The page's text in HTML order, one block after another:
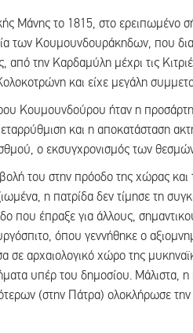
Μάνης το 1815, στο ερειπωμένο
των Κουμουνδουράκηδων, που
από την Καρδαμύλη μέχρι τις
και είχε μεγάλη
Κουμουνδούρου ήταν η
και η αποκατάσταση
ο εκσυγχρονισμός των
του στην πρόοδο της χώρας και
η πατρίδα δεν τίμησε τη
που έπραξε για άλλους,
όπου γεννήθηκε ο
σε αρχαιολογικό χώρο της
υπέρ του δημοσίου. Μάλιστα,
(στην Πάτρα) ολοκλήρωσε